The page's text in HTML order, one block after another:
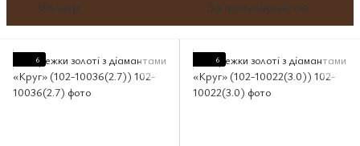
Фільтр За популярністю
6 6